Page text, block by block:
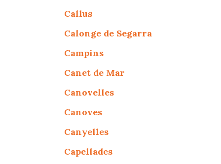
Callus
Calonge de Segarra
Campins
Canet de Mar
Canovelles
Canoves
Canyelles
Capellades